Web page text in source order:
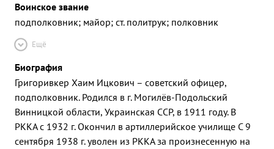
Воинское звание
подполковник; майор; ст. политрук; полковник
Ещё
Биография
Григоривкер Хаим Ицкович – советский офицер,
подполковник. Родился в г. Могилёв-Подольский
Винницкой области, Украинская ССР, в 1911 году. В
РККА с 1932 г. Окончил в артиллерийское училище С 9
сентября 1938 г. уволен из РККА за произнесенную на